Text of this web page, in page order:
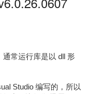
常运行库是以 dll 形
Studio 编写的，所以